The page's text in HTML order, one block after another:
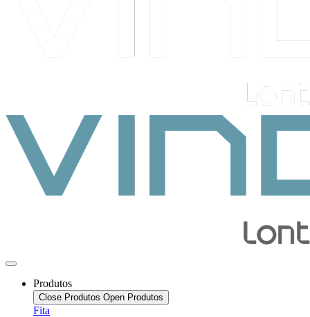
Produtos
Close Produtos Open Produtos
Fita